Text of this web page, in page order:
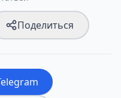
Поделиться